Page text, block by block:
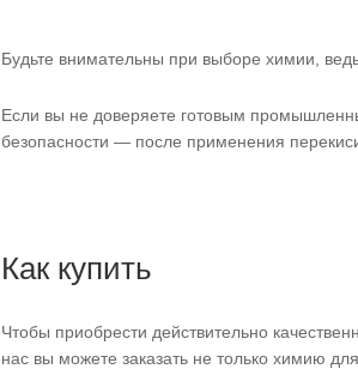
Будьте внимательны при выборе химии,
Если вы не доверяете готовым
безопасности — после применения
Как купить
Чтобы приобрести действительно
нас вы можете заказать не только химию